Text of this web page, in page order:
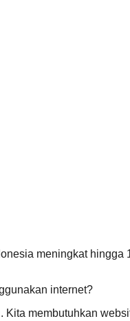
meningkat hingga
internet?
membutuhkan